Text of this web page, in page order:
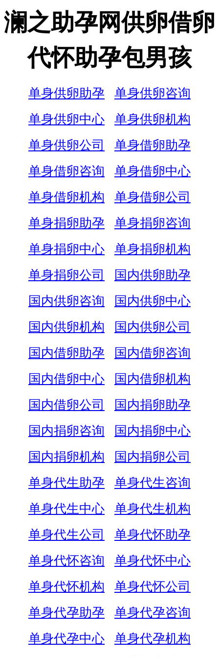
澜之助孕网供卵借卵
代怀助孕包男孩
单身供卵助孕
单身供卵咨询
单身供卵中心
单身供卵机构
单身供卵公司
单身借卵助孕
单身借卵咨询
单身借卵中心
单身借卵机构
单身借卵公司
单身捐卵助孕
单身捐卵咨询
单身捐卵中心
单身捐卵机构
单身捐卵公司
国内供卵助孕
国内供卵咨询
国内供卵中心
国内供卵机构
国内供卵公司
国内借卵助孕
国内借卵咨询
国内借卵中心
国内借卵机构
国内借卵公司
国内捐卵助孕
国内捐卵咨询
国内捐卵中心
国内捐卵机构
国内捐卵公司
单身代生助孕
单身代生咨询
单身代生中心
单身代生机构
单身代生公司
单身代怀助孕
单身代怀咨询
单身代怀中心
单身代怀机构
单身代怀公司
单身代孕助孕
单身代孕咨询
单身代孕中心
单身代孕机构